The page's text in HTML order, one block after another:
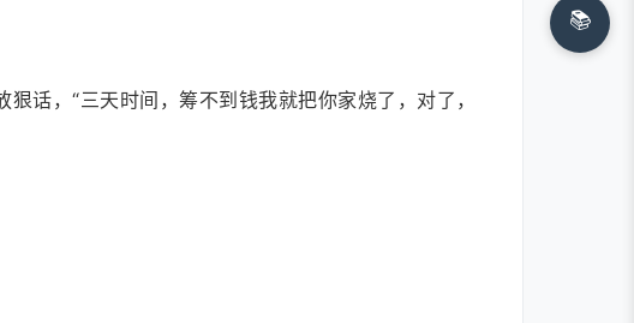
话，“三天时间，筹不到钱我就把你家烧了，对了，
📚